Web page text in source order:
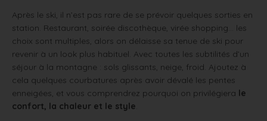
Après le ski, il n’est pas rare de se prévoir quelques sorties en
station. Restaurant, soirée discothèque, virée shopping… les
choix sont multiples, alors on délaisse sa tenue de ski pour
revenir à un look plus habituel. Avec toutes les subtilités d’un
séjour à la montagne : sols glissants, neige, froid. Ajoutez à
cela quelques courbatures après avoir dévalé les pentes
enneigées, et vous comprendrez pourquoi on privilégiera le
confort, la chaleur et le style